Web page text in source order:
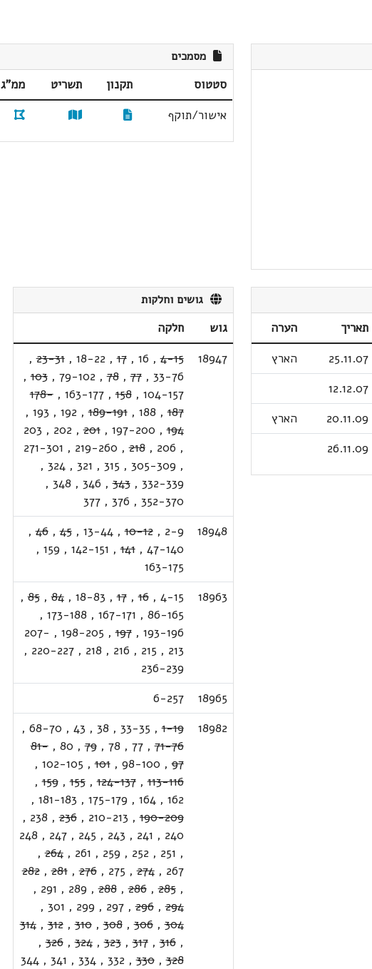
מסמכים
סטטוס תקנון תשריט ממ"ג
אישור/תוקף
תאריך
הערה
25.11.07
הארץ
12.12.07
20.11.09
הארץ
26.11.09
גושים וחלקות
גוש
חלקה
18947
4-15
,
16
,
17
,
18-22
,
23-31
,
33-76
,
77
,
78
,
79-102
,
103
,
104-157
,
158
,
163-177
,
178-
187
,
188
,
189-191
,
192
,
193
,
194
,
197-200
,
201
,
202
,
203
,
206
,
218
,
219-260
,
271-301
,
305-309
,
315
,
321
,
324
,
332-339
,
343
,
346
,
348
,
352-370
,
376
,
377
18948
2-9
,
10-12
,
13-44
,
45
,
46
,
47-140
,
141
,
142-151
,
159
,
163-175
18963
4-15
,
16
,
17
,
18-83
,
84
,
85
,
86-165
,
167-171
,
173-188
,
193-196
,
197
,
198-205
,
207-
213
,
215
,
216
,
218
,
220-227
,
236-239
18965
6-257
18982
1-19
,
33-35
,
38
,
43
,
68-70
,
71-76
,
77
,
78
,
79
,
80
,
81-
97
,
98-100
,
101
,
102-105
,
113-116
,
124-137
,
155
,
159
,
162
,
164
,
175-179
,
181-183
,
190-209
,
210-213
,
236
,
238
,
240
,
241
,
243
,
245
,
247
,
248
,
251
,
252
,
259
,
261
,
264
,
267
,
274
,
275
,
276
,
281
,
282
,
285
,
286
,
288
,
289
,
291
,
294
,
296
,
297
,
299
,
301
,
304
,
306
,
308
,
310
,
312
,
314
,
316
,
317
,
323
,
324
,
326
,
328
,
330
,
332
,
334
,
341
,
344